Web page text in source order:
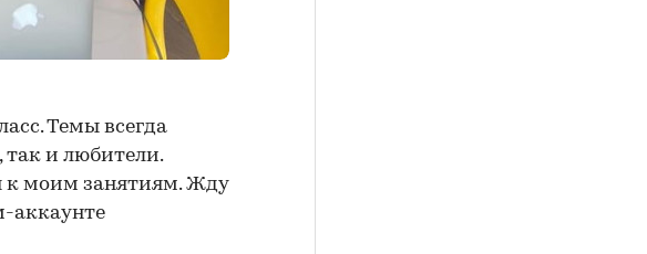
Темы всегда
и любители.
к моим занятиям. Жду
аккаунте